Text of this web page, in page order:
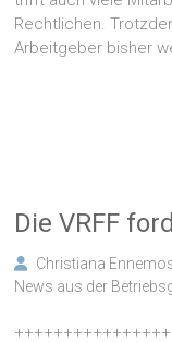
Rechtlichen.
Arbeitgeber bisher
Die VRFF
Christiana
News aus der